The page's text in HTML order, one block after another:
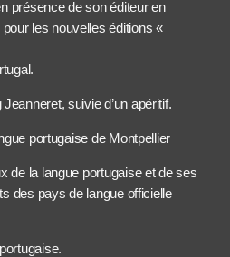
présence de son éditeur en
les nouvelles éditions «
suivie d’un apéritif.
portugaise de Montpellier
de la langue portugaise et de ses
des pays de langue officielle